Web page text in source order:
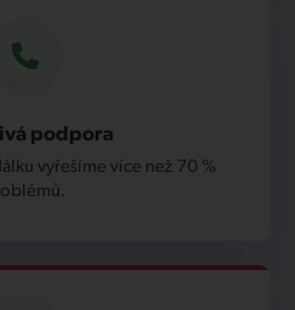
podpora
vyřešíme více než 70 %